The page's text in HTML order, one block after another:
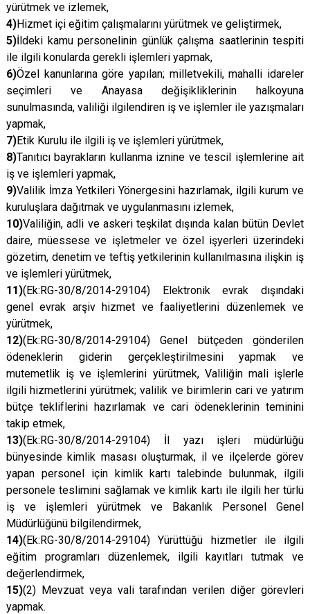
yürütmek ve izlemek,
4)Hizmet içi eğitim çalışmalarını yürütmek ve geliştirmek,
5)İldeki kamu personelinin günlük çalışma saatlerinin tespiti
ile ilgili konularda gerekli işlemleri yapmak,
6)Özel kanunlarına göre yapılan; milletvekili, mahalli idareler
seçimleri ve Anayasa değişikliklerinin halkoyuna
sunulmasında, valiliği ilgilendiren iş ve işlemler ile yazışmaları
yapmak,
7)Etik Kurulu ile ilgili iş ve işlemleri yürütmek,
8)Tanıtıcı bayrakların kullanma iznine ve tescil işlemlerine ait
iş ve işlemleri yapmak,
9)Valilik İmza Yetkileri Yönergesini hazırlamak, ilgili kurum ve
kuruluşlara dağıtmak ve uygulanmasını izlemek,
10)Valiliğin, adli ve askeri teşkilat dışında kalan bütün Devlet
daire, müessese ve işletmeler ve özel işyerleri üzerindeki
gözetim, denetim ve teftiş yetkilerinin kullanılmasına ilişkin iş
ve işlemleri yürütmek,
11)(Ek:RG-30/8/2014-29104) Elektronik evrak dışındaki
genel evrak arşiv hizmet ve faaliyetlerini düzenlemek ve
yürütmek,
12)(Ek:RG-30/8/2014-29104) Genel bütçeden gönderilen
ödeneklerin giderin gerçekleştirilmesini yapmak ve
mutemetlik iş ve işlemlerini yürütmek, Valiliğin mali işlerle
ilgili hizmetlerini yürütmek; valilik ve birimlerin cari ve yatırım
bütçe tekliflerini hazırlamak ve cari ödeneklerinin teminini
takip etmek,
13)(Ek:RG-30/8/2014-29104) İl yazı işleri müdürlüğü
bünyesinde kimlik masası oluşturmak, il ve ilçelerde görev
yapan personel için kimlik kartı talebinde bulunmak, ilgili
personele teslimini sağlamak ve kimlik kartı ile ilgili her türlü
iş ve işlemleri yürütmek ve Bakanlık Personel Genel
Müdürlüğünü bilgilendirmek,
14)(Ek:RG-30/8/2014-29104) Yürüttüğü hizmetler ile ilgili
eğitim programları düzenlemek, ilgili kayıtları tutmak ve
değerlendirmek,
15)(2) Mevzuat veya vali tarafından verilen diğer görevleri
yapmak.